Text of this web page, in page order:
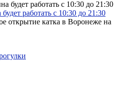
работать с 10:30 до 21:30
катка в Воронеже на